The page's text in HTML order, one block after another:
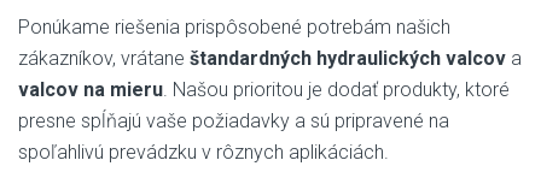
Ponúkame riešenia prispôsobené potrebám našich
zákazníkov, vrátane štandardných hydraulických valcov a
valcov na mieru. Našou prioritou je dodať produkty, ktoré
presne spĺňajú vaše požiadavky a sú pripravené na
spoľahlivú prevádzku v rôznych aplikáciách.